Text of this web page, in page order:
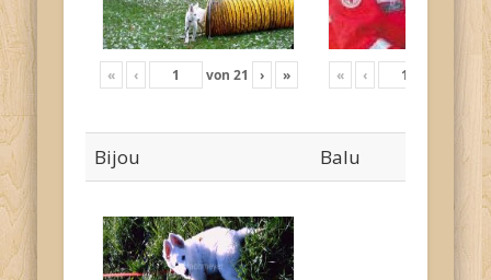
« ‹ von 21 › » « ‹
Bijou Balu